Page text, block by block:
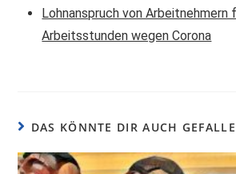
Lohnanspruch von Arbeitnehmern
Arbeitsstunden wegen Corona
DAS KÖNNTE DIR AUCH